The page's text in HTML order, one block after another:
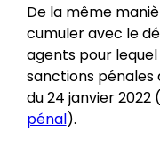
De la même
cumuler avec le
agents pour
sanctions pénales
du 24 janvier 2022
pénal).